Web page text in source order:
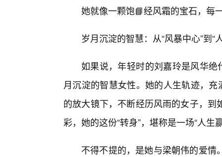
她就像一颗饱📘经风霜的宝石，每
岁月沉淀的智慧：从“风暴中心”到“
如果说，年轻时的刘嘉玲是风华绝
月沉淀的智慧女性。她的人生轨迹，
的放大镜下，不断经历风雨的女子，
彩，她的这份“转身”，堪称是一场“人生
不得不提的，是她与梁朝伟的爱